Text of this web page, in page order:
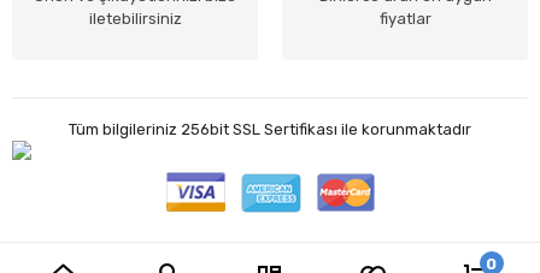
iletebilirsiniz
fiyatlar
Tüm bilgileriniz 256bit SSL Sertifikası ile korunmaktadır
0